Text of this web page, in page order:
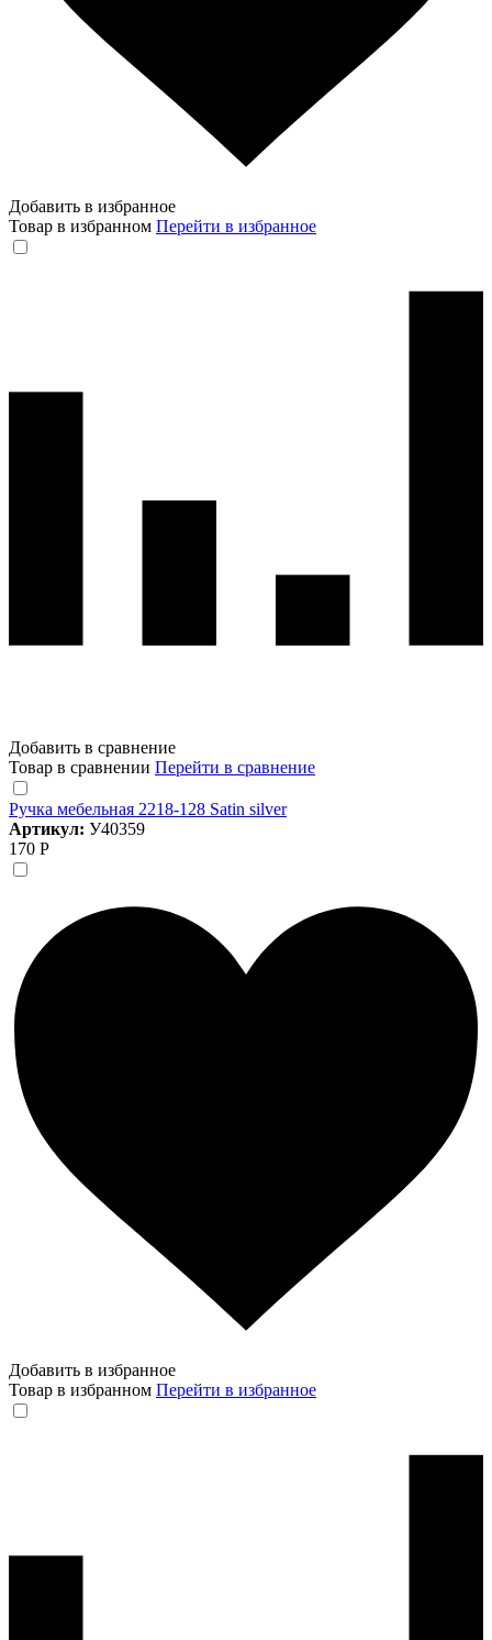
Добавить в избранное
Товар в избранном Перейти в избранное
Добавить в сравнение
Товар в сравнении Перейти в сравнение
Ручка мебельная 2218-128 Satin silver
Артикул: У40359
170 Р
Добавить в избранное
Товар в избранном Перейти в избранное